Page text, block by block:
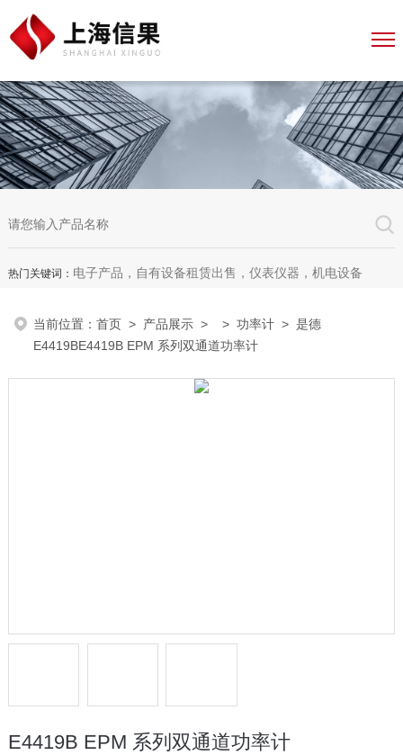
热门关键词： 电子产品，自有设备租赁出售，仪表仪器，机电设备
当前位置：首页 > 产品展示 > >功率计 > 是德
E4419BE4419B EPM 系列双通道功率计
E4419B EPM 系列双通道功率计